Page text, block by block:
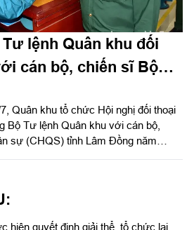
lệnh Quân khu đối
cán bộ, chiến sĩ Bộ
Quân khu tổ chức Hội nghị đối thoại
Bộ Tư lệnh Quân khu với cán bộ,
sự (CHQS) tỉnh Lâm Đồng năm
hiện quyết định giải thể, tổ chức lại